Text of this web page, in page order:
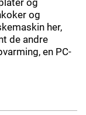
og
her,
de andre
en PC-